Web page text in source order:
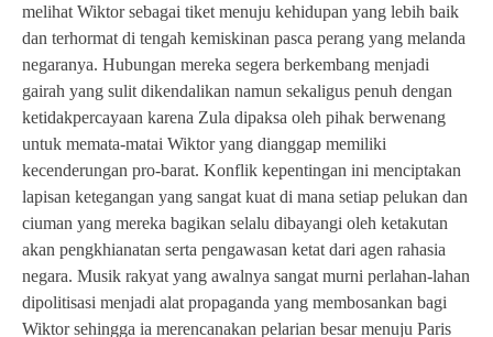
melihat Wiktor sebagai tiket menuju kehidupan yang lebih baik
dan terhormat di tengah kemiskinan pasca perang yang melanda
negaranya. Hubungan mereka segera berkembang menjadi
gairah yang sulit dikendalikan namun sekaligus penuh dengan
ketidakpercayaan karena Zula dipaksa oleh pihak berwenang
untuk memata-matai Wiktor yang dianggap memiliki
kecenderungan pro-barat. Konflik kepentingan ini menciptakan
lapisan ketegangan yang sangat kuat di mana setiap pelukan dan
ciuman yang mereka bagikan selalu dibayangi oleh ketakutan
akan pengkhianatan serta pengawasan ketat dari agen rahasia
negara. Musik rakyat yang awalnya sangat murni perlahan-lahan
dipolitisasi menjadi alat propaganda yang membosankan bagi
Wiktor sehingga ia merencanakan pelarian besar menuju Paris